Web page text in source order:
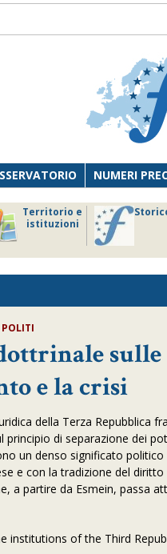
NUMERI
Territorio e
istituzioni
e la crisi
della Terza Repubblica
principio di separazione dei
un denso significato
e con la tradizione del
a partire da Esmein, passa
institutions of the Third